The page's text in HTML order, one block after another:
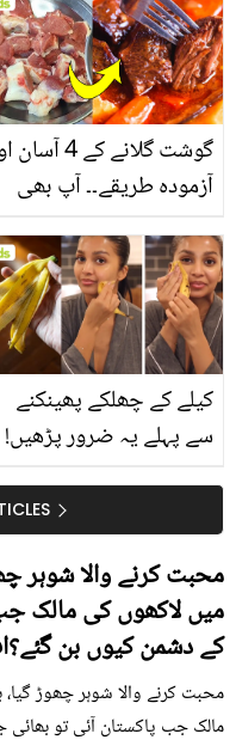
گوشت گلانے کے 4
آزمودہ طریقے۔۔ آپ بھی
بتائے راز
کیلے کے چھلکے پھینکنے
سے پہلے یہ ضرور پڑھیں!
سستا اور قدرتی حل
محبت کرنے والا شوہر
میں لاکھوں کی مالک
کے دشمن کیوں بن
محبت کرنے والا شوہر چھوڑ
مالک جب پاکستان آئی تو